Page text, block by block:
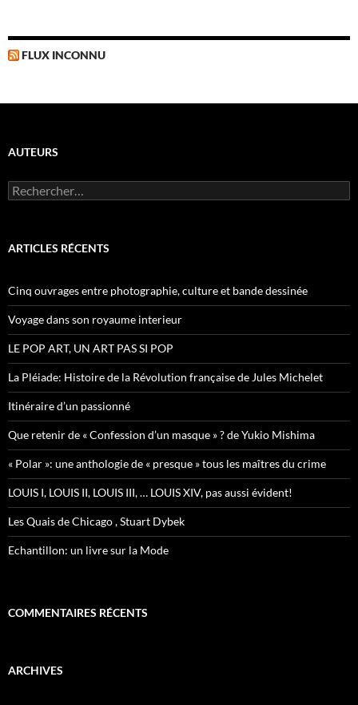
FLUX INCONNU
AUTEURS
R
e
e
h
e
r
:
ARTICLES RÉCENTS
Cinq ouvrages entre photographie, culture et bande dessinée
Voyage dans son royaume interieur
LE POP ART, UN ART PAS SI POP
La Pléiade: Histoire de la Révolution française de Jules Michelet
Itinéraire d’un passionné
Que retenir de « Confession d’un masque » ? de Yukio Mishima
« Polar »: une anthologie de « presque » tous les maîtres du crime
LOUIS I, LOUIS II, LOUIS III, … LOUIS XIV, pas aussi évident!
Les Quais de Chicago , Stuart Dybek
Echantillon: un livre sur la Mode
COMMENTAIRES RÉCENTS
ARCHIVES